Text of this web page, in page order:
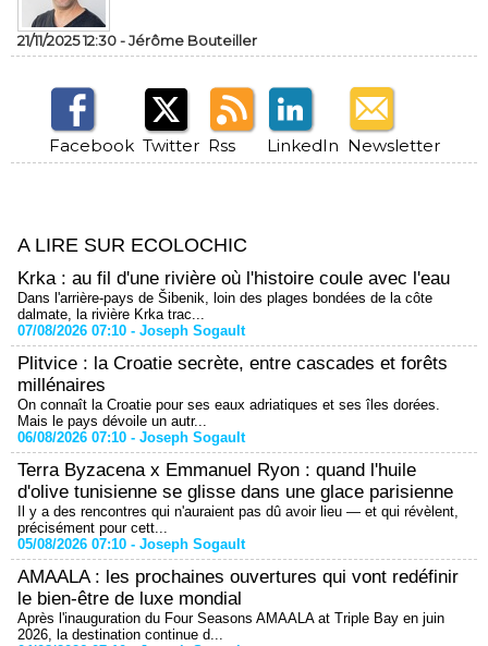
21/11/2025 12:30 -Jérôme Bouteiller
Facebook Twitter Rss LinkedIn Newsletter
A LIRE SUR ECOLOCHIC
Krka : au fil d'une rivière où l'histoire coule avec l'eau
Dans l'arrière-pays de Šibenik, loin des plages bondées de la côte
dalmate, la rivière Krka trac...
07/08/2026 07:10 - Joseph Sogault
Plitvice : la Croatie secrète, entre cascades et forêts
millénaires
On connaît la Croatie pour ses eaux adriatiques et ses îles dorées.
Mais le pays dévoile un autr...
06/08/2026 07:10 - Joseph Sogault
Terra Byzacena x Emmanuel Ryon : quand l'huile
d'olive tunisienne se glisse dans une glace parisienne
Il y a des rencontres qui n'auraient pas dû avoir lieu — et qui révèlent,
précisément pour cett...
05/08/2026 07:10 - Joseph Sogault
AMAALA : les prochaines ouvertures qui vont redéfinir
le bien-être de luxe mondial
Après l'inauguration du Four Seasons AMAALA at Triple Bay en juin
2026, la destination continue d...